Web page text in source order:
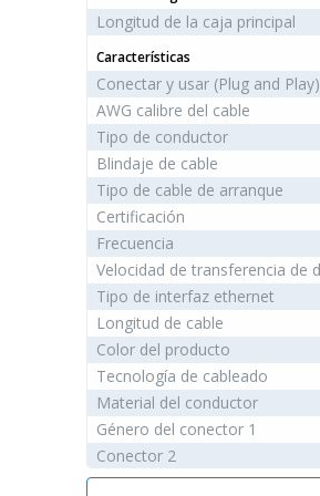
Longitud de la caja principal
Características
Conectar y usar (Plug and Play)
AWG calibre del cable
Tipo de conductor
Blindaje de cable
Tipo de cable de arranque
Certificación
Frecuencia
Velocidad de transferencia de
Tipo de interfaz ethernet
Longitud de cable
Color del producto
Tecnología de cableado
Material del conductor
Género del conector 1
Conector 2
Género del conector 2